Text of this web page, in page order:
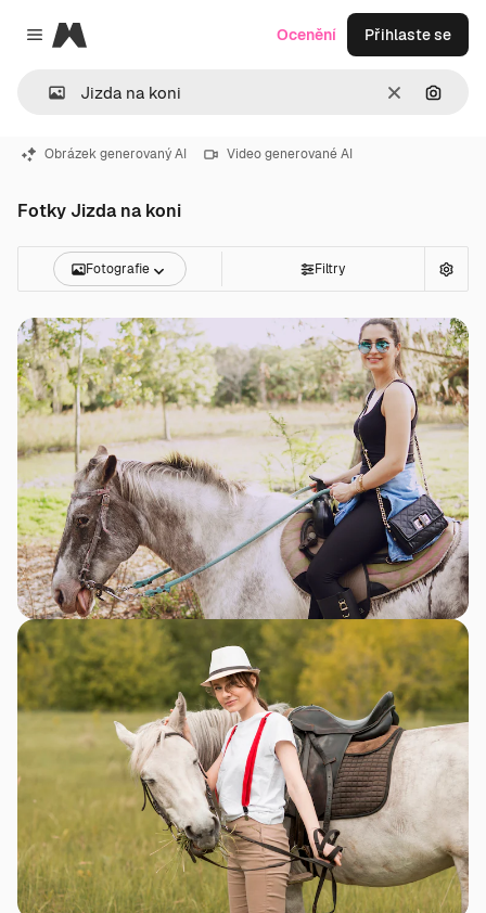
Close menu
Magnific
ZrušitHledat
Ocenění Přihlaste se
Obrázek generovaný AI Video generované AI
Fotky Jizda na koni
Fotografie Filtry